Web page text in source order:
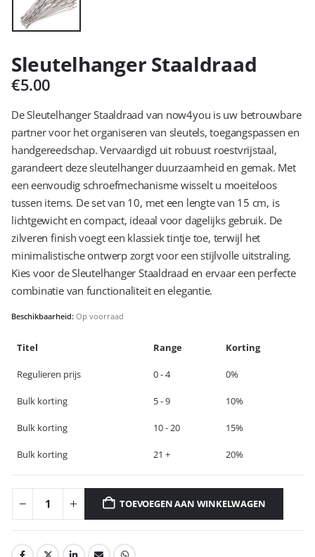
Sleutelhanger Staaldraad
€5.00
De Sleutelhanger Staaldraad van now4you is uw betrouwbare
partner voor het organiseren van sleutels, toegangspassen en
handgereedschap. Vervaardigd uit robuust roestvrijstaal,
garandeert deze sleutelhanger duurzaamheid en gemak. Met
een eenvoudig schroefmechanisme wisselt u moeiteloos
tussen items. De set van 10, met een lengte van 15 cm, is
lichtgewicht en compact, ideaal voor dagelijks gebruik. De
zilveren finish voegt een klassiek tintje toe, terwijl het
minimalistische ontwerp zorgt voor een stijlvolle uitstraling.
Kies voor de Sleutelhanger Staaldraad en ervaar een perfecte
combinatie van functionaliteit en elegantie.
Beschikbaarheid: Op voorraad
Titel Range Korting
Regulieren prijs 0 - 4 0%
Bulk korting 5 - 9 10%
Bulk korting 10 - 20 15%
Bulk korting 21 + 20%
TOEVOEGEN AAN WINKELWAGEN